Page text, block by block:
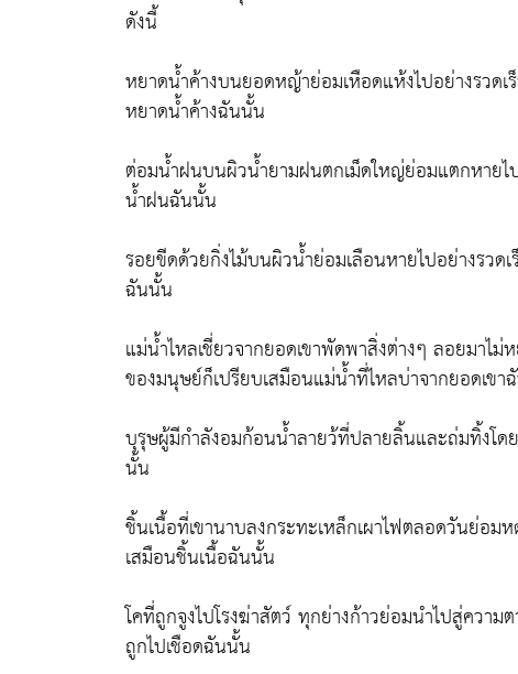
ดังนี้
หยาดน้ำค้างบนยอดหญ้าย่อมเหือดแห้งไปอย่างรวด
หยาดน้ำค้างฉันนั้น
ต่อมน้ำฝนบนผิวน้ำยามฝนตกเม็ดใหญ่ย่อมแตกหายไ
น้ำฝนฉันนั้น
รอยขีดด้วยกิ่งไม้บนผิวน้ำย่อมเลือนหายไปอย่างรว
ฉันนั้น
แม่น้ำไหลเชี่ยวจากยอดเขาพัดพาสิ่งต่างๆ ลอยมา
ของมนุษย์ก็เปรียบเสมือนแม่น้ำที่ไหลบ่าจากยอดเขา
บุรุษผู้มีกำลังอมก้อนน้ำลายว้ที่ปลายลิ้นและถ่มทิ้งโ
นั้น
ชิ้นเนื้อที่เขานาบลงกระทะเหล็กเผาไฟตลอดวันย่อม
เสมือนชิ้นเนื้อฉันนั้น
โคที่ถูกจูงไปโรงฆ่าสัตว์ ทุกย่างก้าวย่อมนำไปสู่ควา
ถูกไปเชือดฉันนั้น